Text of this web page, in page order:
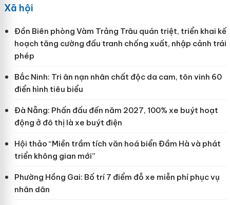
Xã hội
Đồn Biên phòng Vàm Trảng Trâu quán triệt, triển khai kế
hoạch tăng cường đấu tranh chống xuất, nhập cảnh trái
phép
Bắc Ninh: Tri ân nạn nhân chất độc da cam, tôn vinh 60
điển hình tiêu biểu
Đà Nẵng: Phấn đấu đến năm 2027, 100% xe buýt hoạt
động ở đô thị là xe buýt điện
Hội thảo “Miền trầm tích văn hoá biển Đầm Hà và phát
triển không gian mới”
Phường Hồng Gai: Bố trí 7 điểm đỗ xe miễn phí phục vụ
nhân dân